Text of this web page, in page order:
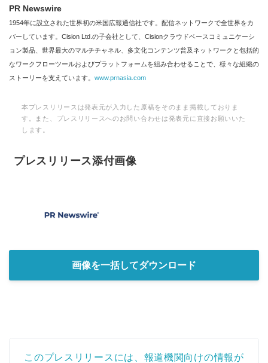
PR Newswire
1954年に設立された世界初の米国広報通信社です。配信ネットワークで全世界をカ
バーしています。Cision Ltd.の子会社として、Cisionクラウドベースコミュニケーシ
ョン製品、世界最大のマルチチャネル、多文化コンテンツ普及ネットワークと包括的
なワークフローツールおよびプラットフォームを組み合わせることで、様々な組織の
ストーリーを支えています。 www.prnasia.com
本プレスリリースは発表元が入力した原稿をそのまま掲載しておりま
す。また、プレスリリースへのお問い合わせは発表元に直接お願いいた
します。
プレスリリース添付画像
画像を一括してダウンロード
このプレスリリースには、報道機関向けの情報が